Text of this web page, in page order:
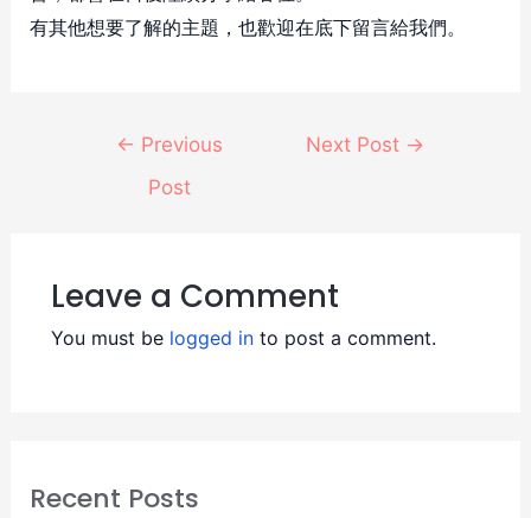
有其他想要了解的主題，也歡迎在底下留言給我們。
← Previous
Post
Next Post →
Leave a Comment
You must be logged into post a comment.
Recent Posts